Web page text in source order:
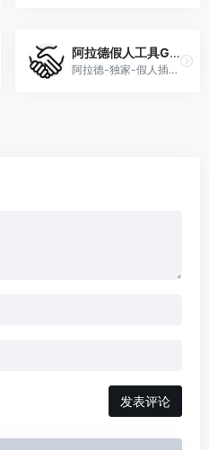
阿拉德假人工具GMtool
阿拉德-独家-假人插件 实现开区人气火爆站街助阵必备
发表评论